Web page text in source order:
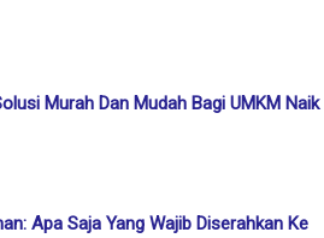
Murah Dan Mudah Bagi UMKM Naik
Apa Saja Yang Wajib Diserahkan Ke